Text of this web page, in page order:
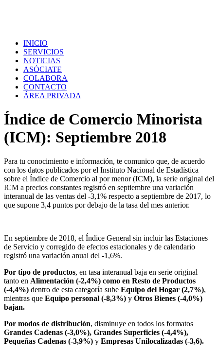
INICIO
SERVICIOS
NOTICIAS
ASÓCIATE
COLABORA
CONTACTO
ÁREA PRIVADA
Índice de Comercio Minorista
(ICM): Septiembre 2018
Para tu conocimiento e información, te comunico que, de acuerdo
con los datos publicados por el Instituto Nacional de Estadística
sobre el Índice de Comercio al por menor (ICM), la serie original del
ICM a precios constantes registró en septiembre una variación
interanual de las ventas del -3,1% respecto a septiembre de 2017, lo
que supone 3,4 puntos por debajo de la tasa del mes anterior.
En septiembre de 2018, el Índice General sin incluir las Estaciones
de Servicio y corregido de efectos estacionales y de calendario
registró una variación anual del -1,6%.
Por tipo de productos, en tasa interanual baja en serie original
tanto en Alimentación (-2,4%) como en Resto de Productos
(-4,4%) dentro de esta categoría sube Equipo del Hogar (2,7%),
mientras que Equipo personal (-8,3%) y Otros Bienes (-4,0%)
bajan.
Por modos de distribución, disminuye en todos los formatos
Grandes Cadenas (-3,0%), Grandes Superficies (-4,4%),
Pequeñas Cadenas (-3,9%) y Empresas Unilocalizadas (-3,6).